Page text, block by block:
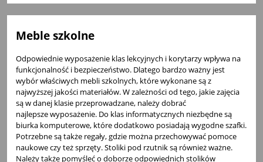
Meble szkolne
Odpowiednie wyposażenie klas lekcyjnych i korytarzy wpływa na
funkcjonalność i bezpieczeństwo. Dlatego bardzo ważny jest
wybór właściwych mebli szkolnych, które wykonane są z
najwyższej jakości materiałów. W zależności od tego, jakie zajęcia
są w danej klasie przeprowadzane, należy dobrać
najlepsze wyposażenie. Do klas informatycznych niezbędne są
biurka komputerowe, które dodatkowo posiadają wygodne szafki.
Potrzebne są także regały, gdzie można przechowywać pomoce
naukowe czy też sprzęty. Stoliki pod rzutnik są również ważne.
Należy także pomyśleć o doborze odpowiednich stolików